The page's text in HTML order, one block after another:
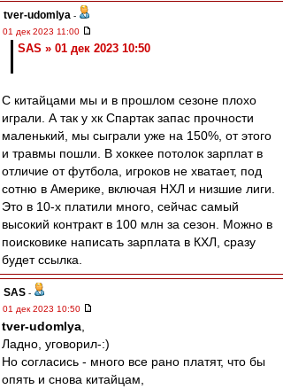
tver-udomlya -
01 дек 2023 11:00
SAS » 01 дек 2023 10:50
С китайцами мы и в прошлом сезоне плохо
играли. А так у хк Спартак запас прочности
маленький, мы сыграли уже на 150%, от этого
и травмы пошли. В хоккее потолок зарплат в
отличие от футбола, игроков не хватает, под
сотню в Америке, включая НХЛ и низшие лиги.
Это в 10-х платили много, сейчас самый
высокий контракт в 100 млн за сезон. Можно в
поисковике написать зарплата в КХЛ, сразу
будет ссылка.
SAS -
01 дек 2023 10:50
tver-udomlya
Ладно, уговорил-:)
Но согласись - много все рано платят, что бы
опять и снова китайцам,